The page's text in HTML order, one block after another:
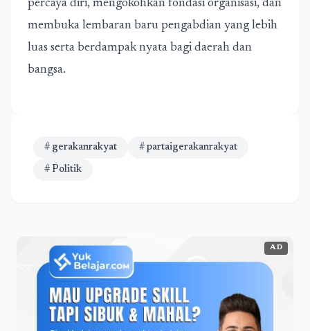
percaya diri, mengokohkan fondasi organisasi, dan
membuka lembaran baru pengabdian yang lebih
luas serta berdampak nyata bagi daerah dan
bangsa.
# gerakanrakyat # partaigerakanrakyat
# Politik
AD